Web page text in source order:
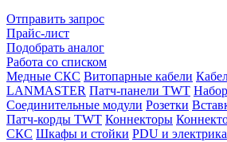
Отправить запрос
Прайс-лист
Подобрать аналог
Работа со списком
Медные СКС Витопарные кабели
LANMASTER Патч-панели TWT
Соединительные модули Розетки
Патч-корды TWT Коннекторы
СКС Шкафы и стойки PDU и электрика